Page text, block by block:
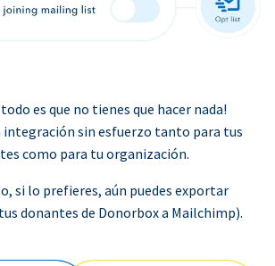
es que no tienes que hacer nada!
integración sin esfuerzo tanto para tus
como para tu organización.
si lo prefieres, aún puedes exportar
donantes de Donorbox a Mailchimp).